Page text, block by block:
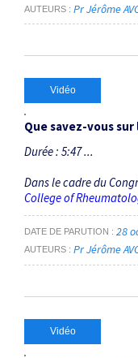
AUTEURS Pr Jérôme
Vidéo
Que savez-vous sur
Durée : 5:47 ...
Dans le cadre du
College of
DATE DE PARUTION 28
AUTEURS Pr Jérôme
Vidéo